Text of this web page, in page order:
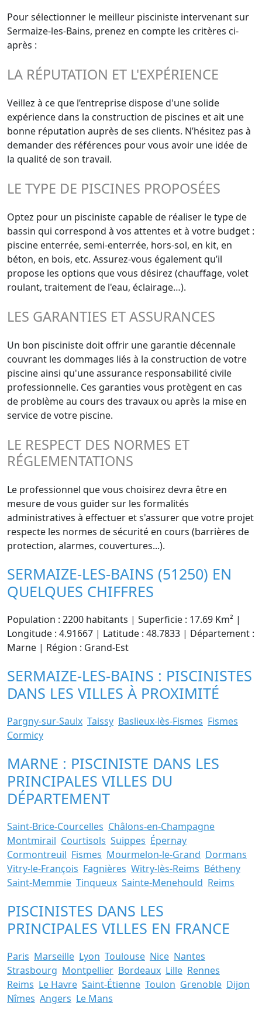
Pour sélectionner le meilleur pisciniste intervenant sur
Sermaize-les-Bains, prenez en compte les critères ci-
après :
LA RÉPUTATION ET L'EXPÉRIENCE
Veillez à ce que l’entreprise dispose d'une solide
expérience dans la construction de piscines et ait une
bonne réputation auprès de ses clients. N’hésitez pas à
demander des références pour vous avoir une idée de
la qualité de son travail.
LE TYPE DE PISCINES PROPOSÉES
Optez pour un pisciniste capable de réaliser le type de
bassin qui correspond à vos attentes et à votre budget :
piscine enterrée, semi-enterrée, hors-sol, en kit, en
béton, en bois, etc. Assurez-vous également qu’il
propose les options que vous désirez (chauffage, volet
roulant, traitement de l'eau, éclairage…).
LES GARANTIES ET ASSURANCES
Un bon pisciniste doit offrir une garantie décennale
couvrant les dommages liés à la construction de votre
piscine ainsi qu'une assurance responsabilité civile
professionnelle. Ces garanties vous protègent en cas
de problème au cours des travaux ou après la mise en
service de votre piscine.
LE RESPECT DES NORMES ET
RÉGLEMENTATIONS
Le professionnel que vous choisirez devra être en
mesure de vous guider sur les formalités
administratives à effectuer et s'assurer que votre projet
respecte les normes de sécurité en cours (barrières de
protection, alarmes, couvertures...).
SERMAIZE-LES-BAINS (51250) EN
QUELQUES CHIFFRES
Population : 2200 habitants | Superficie : 17.69 Km² |
Longitude : 4.91667 | Latitude : 48.7833 | Département :
Marne | Région : Grand-Est
SERMAIZE-LES-BAINS : PISCINISTES
DANS LES VILLES À PROXIMITÉ
Pargny-sur-Saulx Taissy Baslieux-lès-Fismes Fismes
Cormicy
MARNE : PISCINISTE DANS LES
PRINCIPALES VILLES DU
DÉPARTEMENT
Saint-Brice-Courcelles Châlons-en-Champagne
Montmirail Courtisols Suippes Épernay
Cormontreuil Fismes Mourmelon-le-Grand Dormans
Vitry-le-François Fagnières Witry-lès-Reims Bétheny
Saint-Memmie Tinqueux Sainte-Menehould Reims
PISCINISTES DANS LES
PRINCIPALES VILLES EN FRANCE
Paris Marseille Lyon Toulouse Nice Nantes
Strasbourg Montpellier Bordeaux Lille Rennes
Reims Le Havre Saint-Étienne Toulon Grenoble Dijon
Nîmes Angers Le Mans